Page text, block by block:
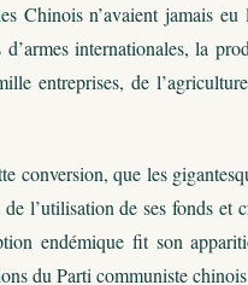
Chinois n’avaient jamais
internationales, la
entreprises, de
conversion, que les
l’utilisation de ses fonds
endémique fit son
du Parti communiste